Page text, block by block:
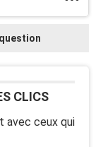
CLICS
avec ceux qui